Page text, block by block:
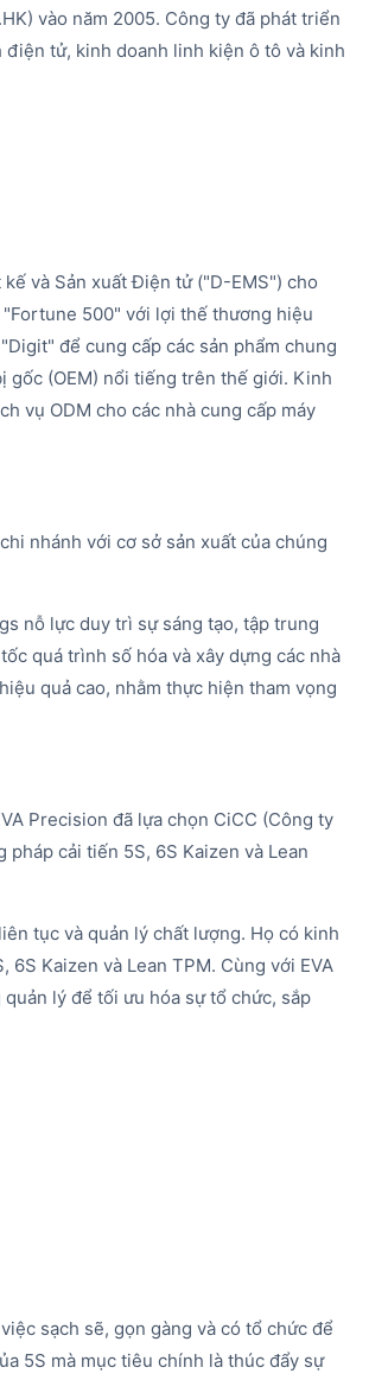
vào năm 2005. Công ty đã phát triển
tử, kinh doanh linh kiện ô tô và kinh
và Sản xuất Điện tử ("D-EMS") cho
500" với lợi thế thương hiệu
để cung cấp các sản phẩm chung
gốc (OEM) nổi tiếng trên thế giới. Kinh
vụ ODM cho các nhà cung cấp máy
nhánh với cơ sở sản xuất của chúng
nỗ lực duy trì sự sáng tạo, tập trung
quá trình số hóa và xây dựng các nhà
quả cao, nhằm thực hiện tham vọng
Precision đã lựa chọn CiCC (Công ty
cải tiến 5S, 6S Kaizen và Lean
tục và quản lý chất lượng. Họ có kinh
Kaizen và Lean TPM. Cùng với EVA
lý để tối ưu hóa sự tổ chức, sắp
sạch sẽ, gọn gàng và có tổ chức để
5S mà mục tiêu chính là thúc đẩy sự